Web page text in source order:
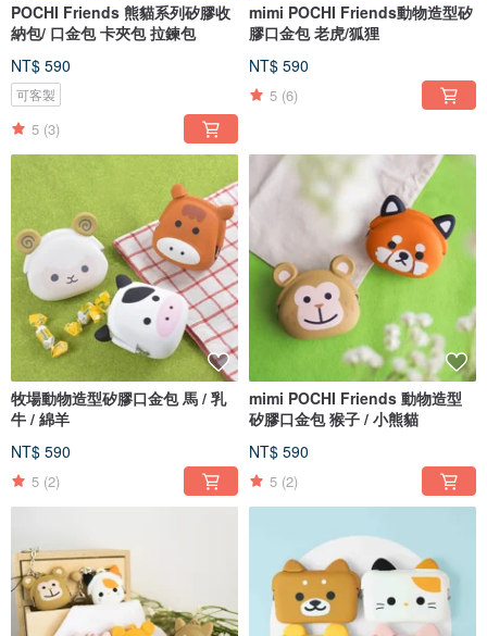
POCHI Friends 熊貓系列矽膠收
納包/ 口金包 卡夾包 拉鍊包
NT$ 590
可客製
5 (3)
mimi POCHI Friends動物造型矽
膠口金包 老虎/狐狸
NT$ 590
5 (6)
牧場動物造型矽膠口金包 馬 / 乳
牛 / 綿羊
NT$ 590
5 (2)
mimi POCHI Friends 動物造型
矽膠口金包 猴子 / 小熊貓
NT$ 590
5 (2)